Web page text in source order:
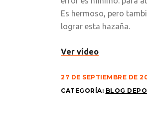
Es hermoso, pero
lograr esta hazaña.
Ver vídeo
27 DE SEPTIEMBRE DE
CATEGORÍA: BLOG